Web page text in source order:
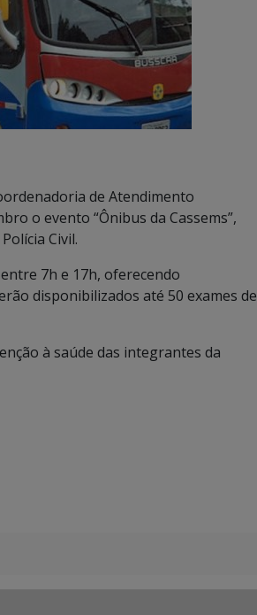
de Atendimento
o evento “Ônibus da Cassems”,
Civil.
7h e 17h, oferecendo
disponibilizados até 50 exames de
à saúde das integrantes da